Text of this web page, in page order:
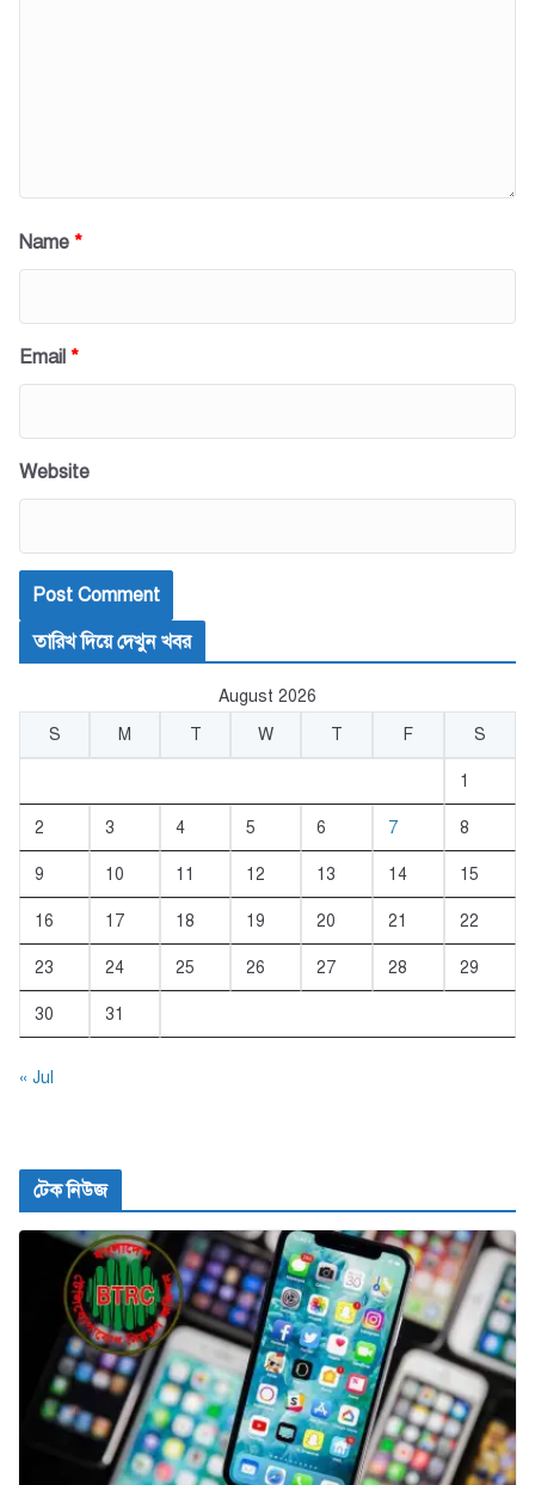
Name *
Email *
Website
তারিখ দিয়ে দেখুন খবর
August 2026
S
M T W T F S
1
2 3 4 5 6 7 8
9 10 11 12 13 14 15
16 17 18 19 20 21 22
23 24 25 26 27 28 29
30 31
« Jul
টেক নিউজ